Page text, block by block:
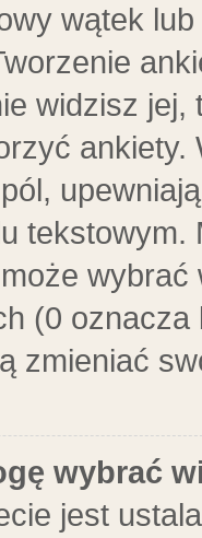
wątek
widzisz
ankiety.
(0
zmieniać
wybrać
jest